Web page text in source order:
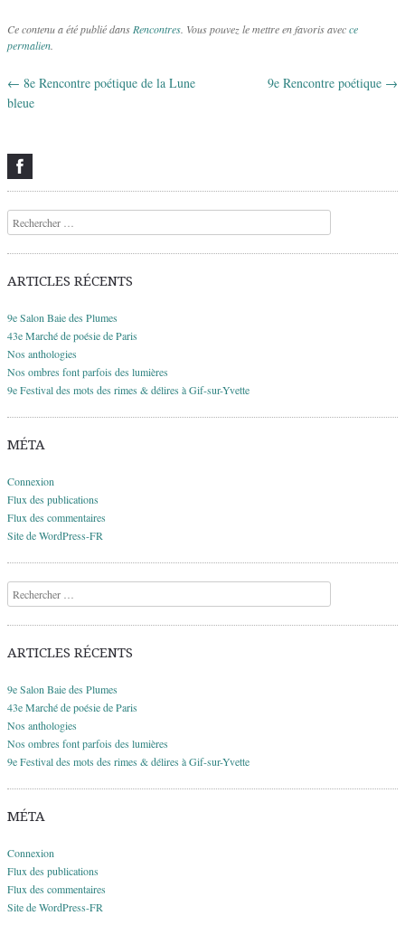
Ce contenu a été publié dans Rencontres . Vous pouvez le mettre en favoris avecce
permalien
Navigation des articles
← 8e Rencontre poétique de la Lune
bleue
9e Rencontre poétique →
Recherche
ARTICLES RÉCENTS
9e Salon Baie des Plumes
43e Marché de poésie de Paris
Nos anthologies
Nos ombres font parfois des lumières
9e Festival des mots des rimes & délires à Gif-sur-Yvette
MÉTA
Connexion
Flux des publications
Flux des commentaires
Site de WordPress-FR
Recherche
ARTICLES RÉCENTS
9e Salon Baie des Plumes
43e Marché de poésie de Paris
Nos anthologies
Nos ombres font parfois des lumières
9e Festival des mots des rimes & délires à Gif-sur-Yvette
MÉTA
Connexion
Flux des publications
Flux des commentaires
Site de WordPress-FR